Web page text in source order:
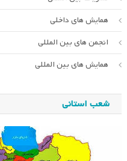
همایش های داخلی
انجمن های بین المللی
همایش های بین المللی
شعب استانی